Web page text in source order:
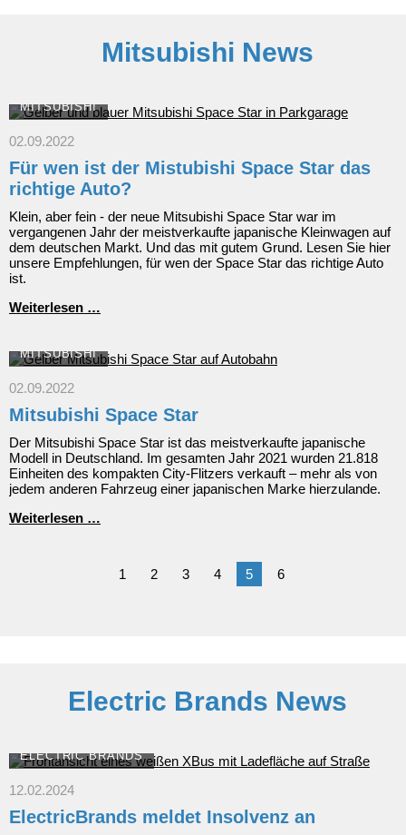
Mitsubishi News
MITSUBISHI
02.09.2022
Für wen ist der Mistubishi Space Star das
richtige Auto?
Klein, aber fein - der neue Mitsubishi Space Star war im
vergangenen Jahr der meistverkaufte japanische Kleinwagen auf
dem deutschen Markt. Und das mit gutem Grund. Lesen Sie hier
unsere Empfehlungen, für wen der Space Star das richtige Auto
ist.
Weiterlesen …
der
Mistubishi
das
richtige
Auto?
MITSUBISHI
02.09.2022
Mitsubishi Space Star
Der Mitsubishi Space Star ist das meistverkaufte japanische
Modell in Deutschland. Im gesamten Jahr 2021 wurden 21.818
Einheiten des kompakten City-Flitzers verkauft – mehr als von
jedem anderen Fahrzeug einer japanischen Marke hierzulande.
Weiterlesen …
1
2 3 4 5 6
Electric Brands News
ELECTRIC BRANDS
12.02.2024
ElectricBrands meldet Insolvenz an